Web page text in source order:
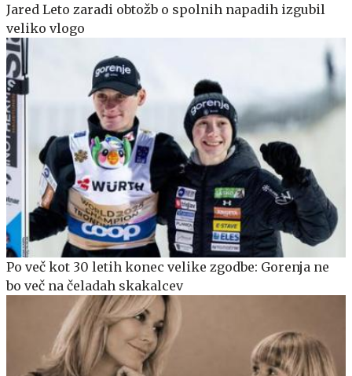
Jared Leto zaradi obtožb o spolnih napadih izgubil
veliko vlogo
Po več kot 30 letih konec velike zgodbe: Gorenja ne
bo več na čeladah skakalcev